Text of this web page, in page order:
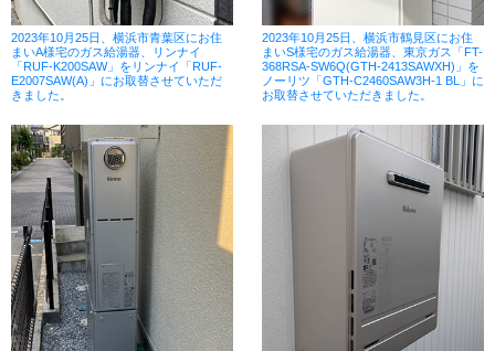
2023年10月25日、横浜市青葉区にお住
まいA様宅のガス給湯器、リンナイ
「RUF-K200SAW」をリンナイ「RUF-
E2007SAW(A)」にお取替させていただ
きました。
2023年10月25日、横浜市鶴見区にお住
まいS様宅のガス給湯器、東京ガス「FT-
368RSA-SW6Q(GTH-2413SAWXH)」を
ノーリツ「GTH-C2460SAW3H-1 BL」に
お取替させていただきました。